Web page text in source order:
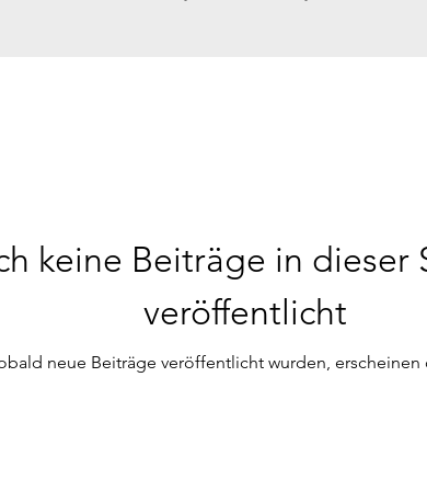
keine Beiträge in dieser
veröffentlicht
neue Beiträge veröffentlicht wurden, erscheinen